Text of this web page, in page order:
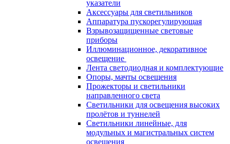
указатели
Аксессуары для светильников
Аппаратура пускорегулирующая
Взрывозащищенные световые
приборы
Иллюминационное, декоративное
освещение
Лента светодиодная и комплектующие
Опоры, мачты освещения
Прожекторы и светильники
направленного света
Светильники для освещения высоких
пролётов и туннелей
Светильники линейные, для
модульных и магистральных систем
освещения